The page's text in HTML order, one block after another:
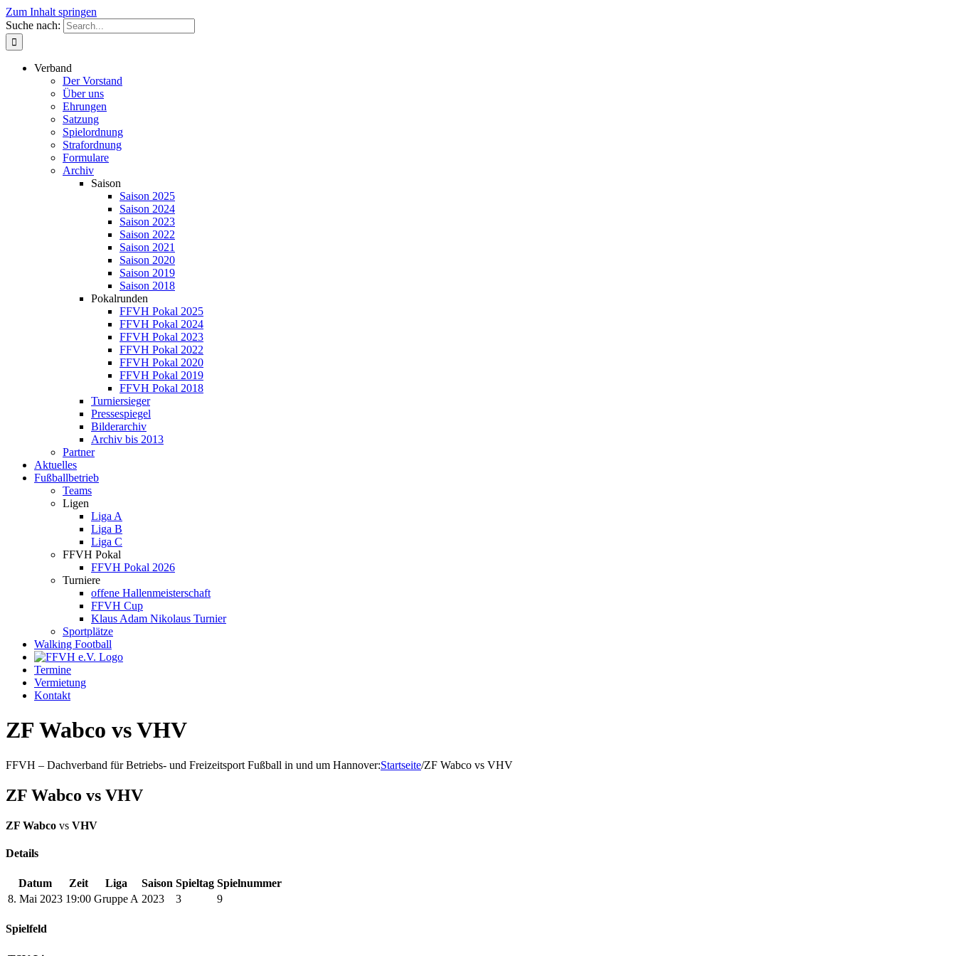
Zum Inhalt springen
Suche nach:
Verband
Der Vorstand
Über uns
Ehrungen
Satzung
Spielordnung
Strafordnung
Formulare
Archiv
Saison
Saison 2025
Saison 2024
Saison 2023
Saison 2022
Saison 2021
Saison 2020
Saison 2019
Saison 2018
Pokalrunden
FFVH Pokal 2025
FFVH Pokal 2024
FFVH Pokal 2023
FFVH Pokal 2022
FFVH Pokal 2020
FFVH Pokal 2019
FFVH Pokal 2018
Turniersieger
Pressespiegel
Bilderarchiv
Archiv bis 2013
Partner
Aktuelles
Fußballbetrieb
Teams
Ligen
Liga A
Liga B
Liga C
FFVH Pokal
FFVH Pokal 2026
Turniere
offene Hallenmeisterschaft
FFVH Cup
Klaus Adam Nikolaus Turnier
Sportplätze
Walking Football
Termine
Vermietung
Kontakt
ZF Wabco vs VHV
FFVH – Dachverband für Betriebs- und Freizeitsport Fußball in und um Hannover:Startseite/ZF Wabco vs VHV
ZF Wabco vs VHV
ZF Wabco vs VHV
Details
Datum Zeit Liga Saison Spieltag Spielnummer
8. Mai 2023 19:00 Gruppe A 2023 3 9
Spielfeld